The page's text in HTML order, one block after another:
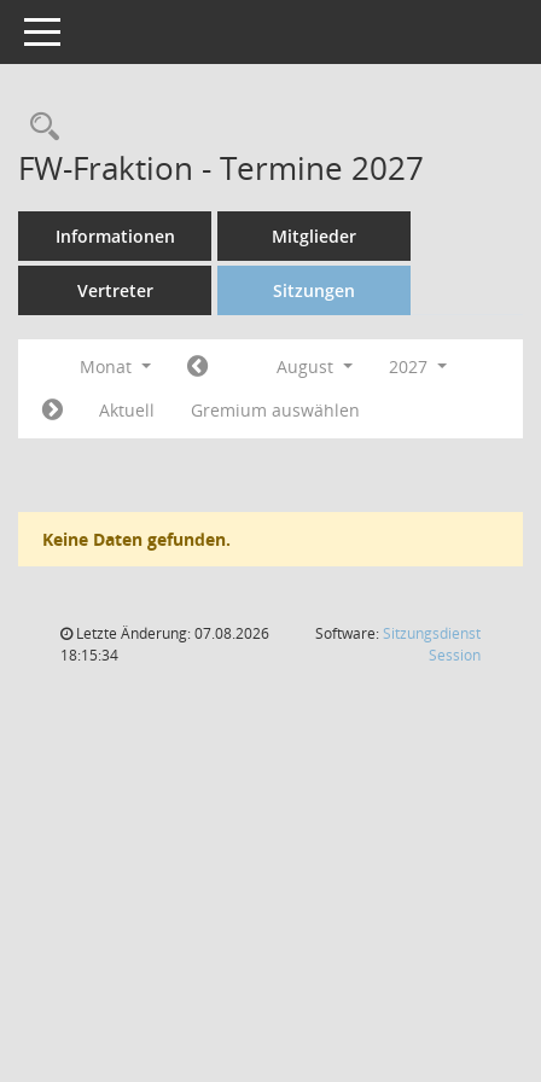
Toggle navigation
FW-Fraktion - Termine 2027
Informationen Mitglieder
Vertreter Sitzungen
Monat August
2027
Aktuell
Gremium auswählen
Keine Daten gefunden.
Letzte Änderung: 07.08.2026
18:15:34
Software: Sitzungsdienst
Session(Wird in